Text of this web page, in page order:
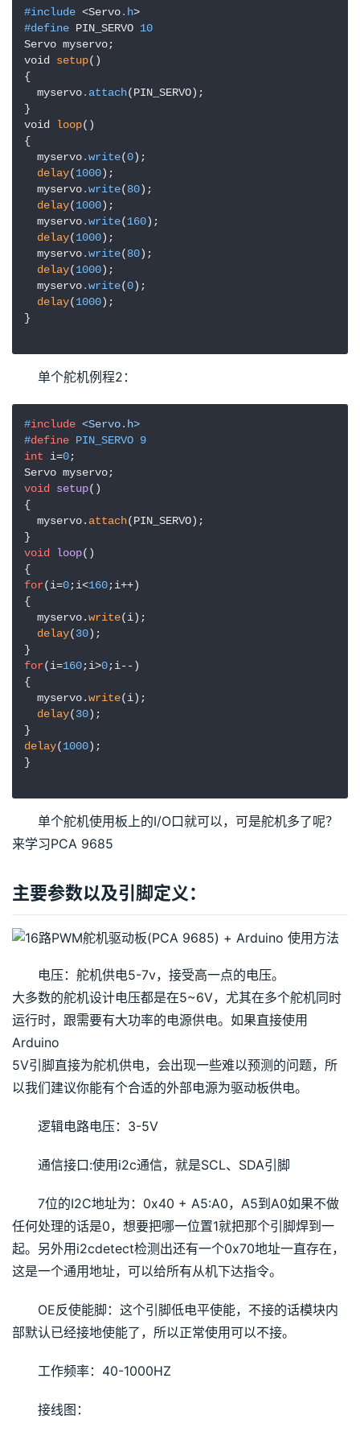
#include <Servo.h
#define PIN_SERVO 10
Servo myservo;
void setup()
{
  myservo
.attach(PIN_SERVO);
}
void loop()
{
  myservo
.write(0);
delay(1000);
  myservo
.write(80);
delay(1000);
  myservo
.write(160);
delay(1000);
  myservo
.write(80);
delay(1000);
  myservo
.write(0);
delay(1000);
}
单个舵机例程2：
#include <Servo.h>
#define PIN_SERVO 9
int i=0;
void setup()
{
  myservo.
attach(PIN_SERVO);
void loop()
for(i=0;i<160;i++)
{
  myservo.
write(i);
delay(30);
for(i=160;i>0;i--)
{
  myservo.
write(i);
delay(30);
delay(1000);
}
单个舵机使用板上的I/O口就可以，可是舵机多了呢？
来学习PCA 9685
主要参数以及引脚定义：
电压：舵机供电5-7v，接受高一点的电压。
大多数的舵机设计电压都是在5~6V，尤其在多个舵机同时
运行时，跟需要有大功率的电源供电。如果直接使用
Arduino
5V引脚直接为舵机供电，会出现一些难以预测的问题，所
以我们建议你能有个合适的外部电源为驱动板供电。
逻辑电路电压：3-5V
通信接口:使用i2c通信，就是SCL、SDA引脚
7位的I2C地址为：0x40 + A5:A0，A5到A0如果不做
任何处理的话是0，想要把哪一位置1就把那个引脚焊到一
起。另外用i2cdetect检测出还有一个0x70地址一直存在，
这是一个通用地址，可以给所有从机下达指令。
OE反使能脚：这个引脚低电平使能，不接的话模块内
部默认已经接地使能了，所以正常使用可以不接。
工作频率：40-1000HZ
接线图：